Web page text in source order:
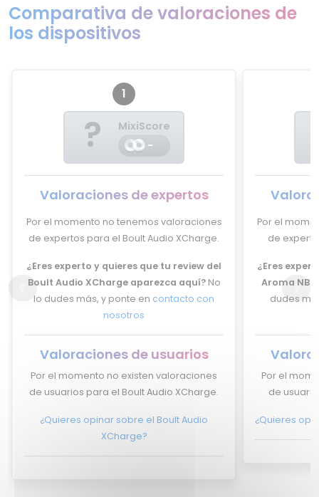
Comparativa de valoraciones de
los dispositivos
1
?
MixiScore
-
Valoraciones de expertos
Por el momento no tenemos valoraciones
de expertos para el Boult Audio XCharge.
¿Eres experto y quieres que tu review del
Boult Audio XCharge aparezca aquí?No
lo dudes más, y ponte en contacto con
nosotros
Valoraciones de usuarios
Por el momento no existen valoraciones
de usuarios para el Boult Audio XCharge.
¿Quieres opinar sobre el Boult Audio
XCharge?
Por el
de
¿Eres
Aroma
dudes
Por el
de
¿Quieres